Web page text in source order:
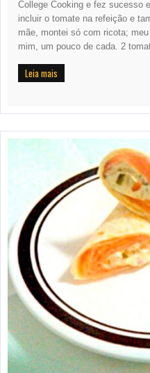
College Cooking e fez sucesso
incluir o tomate na refeição e
mãe, montei só com ricota;
mim, um pouco de cada. 2
Leia mais